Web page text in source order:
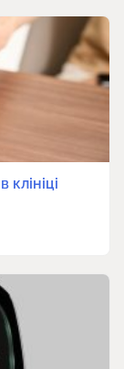
клініці